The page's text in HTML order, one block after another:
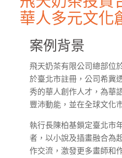
華人多元文化
案例背景
飛天奶茶有限公司總部位
於臺北市註冊，公司希冀
秀的華人創作人才，為華
豐沛動能，並在全球文化
執行長陳柏基鎖定臺北市
者，以小說及插畫融合為
作交流，激發更多畫師和